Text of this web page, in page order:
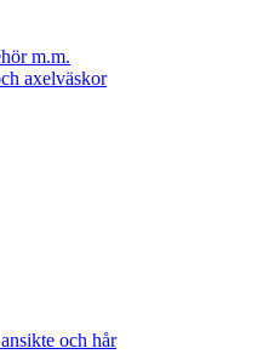
m.m.
axelväskor
och hår